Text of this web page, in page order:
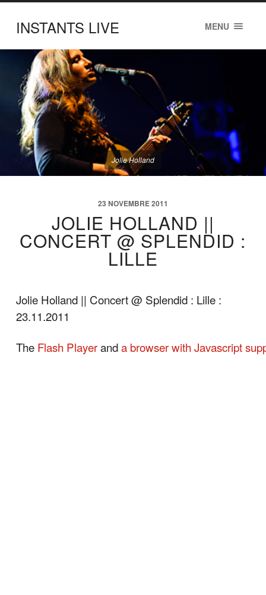
INSTANTS LIVE MENU
Jolie Holland
23 NOVEMBRE 2011
JOLIE HOLLAND ||
CONCERT @ SPLENDID :
LILLE
Jolie Holland || Concert @ Splendid : Lille :
23.11.2011
The Flash Playeranda browser with Javascript